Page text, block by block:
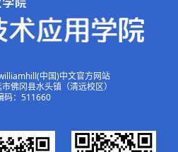
中国)中文官方网站
佛冈县水头镇（清远校区）
码：511660